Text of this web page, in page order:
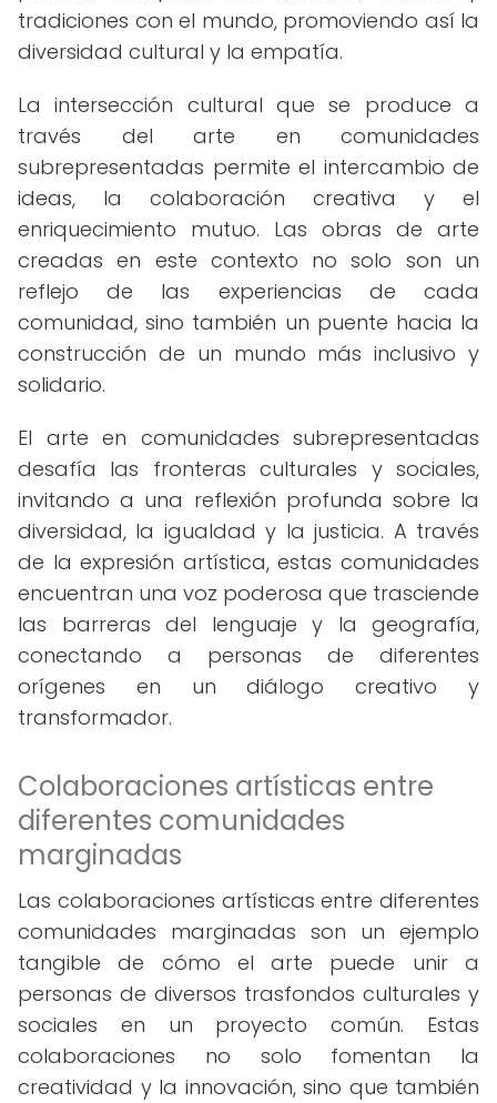
tradiciones con el mundo, promoviendo así la
diversidad cultural y la empatía.
La intersección cultural que se produce a
través del arte en comunidades
subrepresentadas permite el intercambio de
ideas, la colaboración creativa y el
enriquecimiento mutuo. Las obras de arte
creadas en este contexto no solo son un
reflejo de las experiencias de cada
comunidad, sino también un puente hacia la
construcción de un mundo más inclusivo y
solidario.
El arte en comunidades subrepresentadas
desafía las fronteras culturales y sociales,
invitando a una reflexión profunda sobre la
diversidad, la igualdad y la justicia. A través
de la expresión artística, estas comunidades
encuentran una voz poderosa que trasciende
las barreras del lenguaje y la geografía,
conectando a personas de diferentes
orígenes en un diálogo creativo y
transformador.
Colaboraciones artísticas entre
diferentes comunidades
marginadas
Las colaboraciones artísticas entre diferentes
comunidades marginadas son un ejemplo
tangible de cómo el arte puede unir a
personas de diversos trasfondos culturales y
sociales en un proyecto común. Estas
colaboraciones no solo fomentan la
creatividad y la innovación, sino que también